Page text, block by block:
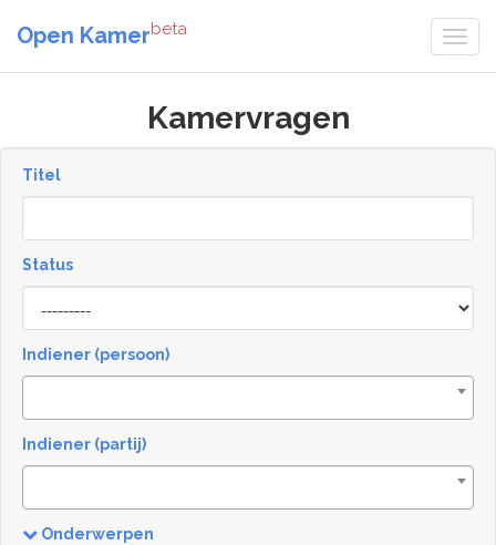
Open Kamerbeta
Kamervragen
Titel
Status
[invalid
name]
Indiener (persoon)
Indiener (partij)
Onderwerpen